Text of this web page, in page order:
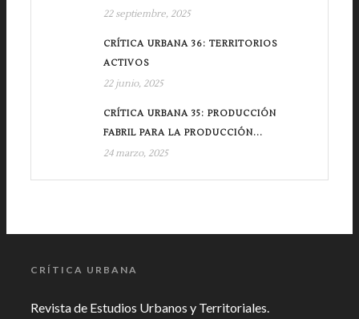
22 septiembre, 2025
CRÍTICA URBANA 36: TERRITORIOS
ACTIVOS
22 junio, 2025
CRÍTICA URBANA 35: PRODUCCIÓN
FABRIL PARA LA PRODUCCIÓN...
24 marzo, 2025
CRÍTICA URBANA
Revista de Estudios Urbanos y Territoriales.